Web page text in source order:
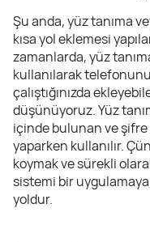
Şu anda, yüz tanıma
kısa yol eklemesi
zamanlarda, yüz
kullanılarak
çalıştığınızda
düşünüyoruz. Yüz
içinde bulunan ve
yaparken kullanılır.
koymak ve sürekli
sistemi bir
yoldur.